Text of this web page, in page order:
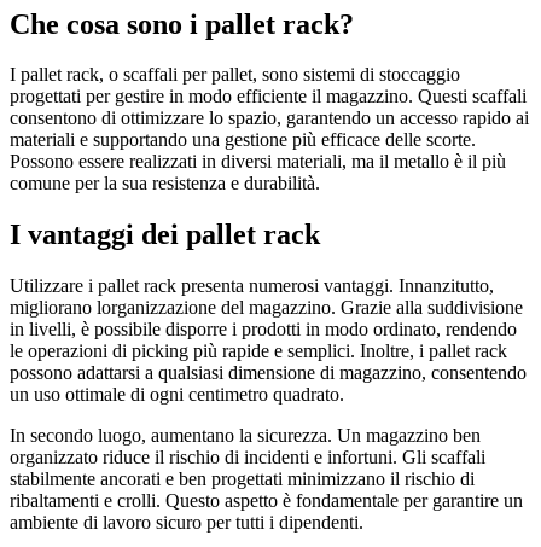
Che cosa sono i pallet rack?
I pallet rack, o scaffali per pallet, sono sistemi di stoccaggio
progettati per gestire in modo efficiente il magazzino. Questi scaffali
consentono di ottimizzare lo spazio, garantendo un accesso rapido ai
materiali e supportando una gestione più efficace delle scorte.
Possono essere realizzati in diversi materiali, ma il metallo è il più
comune per la sua resistenza e durabilità.
I vantaggi dei pallet rack
Utilizzare i pallet rack presenta numerosi vantaggi. Innanzitutto,
migliorano lorganizzazione del magazzino. Grazie alla suddivisione
in livelli, è possibile disporre i prodotti in modo ordinato, rendendo
le operazioni di picking più rapide e semplici. Inoltre, i pallet rack
possono adattarsi a qualsiasi dimensione di magazzino, consentendo
un uso ottimale di ogni centimetro quadrato.
In secondo luogo, aumentano la sicurezza. Un magazzino ben
organizzato riduce il rischio di incidenti e infortuni. Gli scaffali
stabilmente ancorati e ben progettati minimizzano il rischio di
ribaltamenti e crolli. Questo aspetto è fondamentale per garantire un
ambiente di lavoro sicuro per tutti i dipendenti.